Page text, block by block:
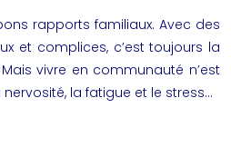
rapports familiaux. Avec des
et complices, c’est toujours la
vivre en communauté n’est
la fatigue et le stress…